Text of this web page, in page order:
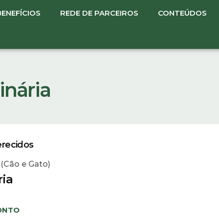
REDE DE PARCEIROS CONTEÚDOS
e Gato)